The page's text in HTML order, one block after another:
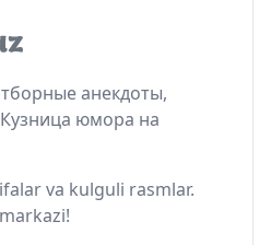
анекдоты,
юмора на
va kulguli rasmlar.